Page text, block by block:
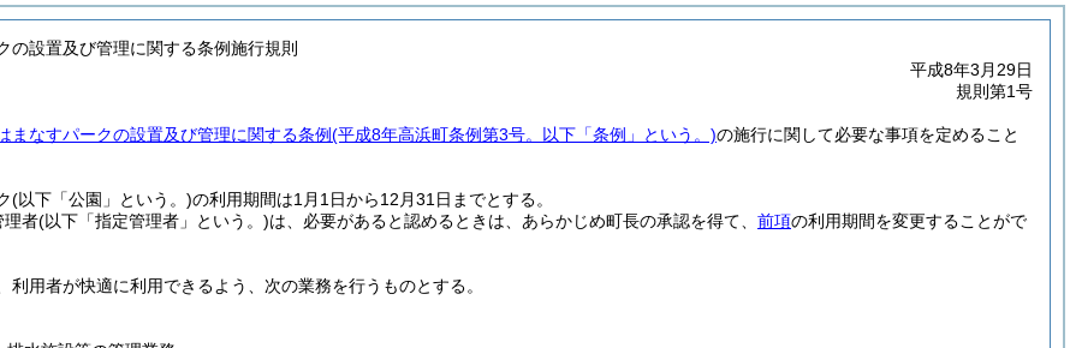
の設置及び管理に関する条例施行規則
平成8年3月29日
規則第1号
まなすパークの設置及び管理に関する条例(平成8年高浜町条例第3号。以下「条例」という。)の施行に関して必要な事項を定めること
(以下「公園」という。)の利用期間は1月1日から12月31日までとする。
理者(以下「指定管理者」という。)は、必要があると認めるときは、あらかじめ町長の承認を得て、 前項の利用期間を変更することがで
利用者が快適に利用できるよう、次の業務を行うものとする。